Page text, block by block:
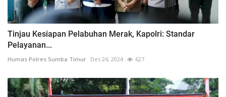
Tinjau Kesiapan Pelabuhan Merak, Kapolri: Standar
Pelayanan...
Humas Polres Sumba Timur Des 24, 2024 627